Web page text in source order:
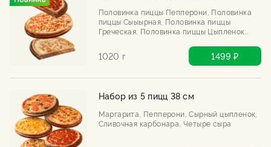
Половинка пиццы Пепперони, Половинка
пиццы Сыыырная, Половинка пиццы
Греческая, Половинка пиццы Цыпленок
1020 г 1499 ₽
Набор из 5 пицц 38 см
Маргарита, Пепперони, Сырный цыпленок,
Сливочная карбонара, Четыре сыра